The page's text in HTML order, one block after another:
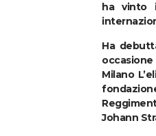
ha vinto
Ha
Milano
Johann